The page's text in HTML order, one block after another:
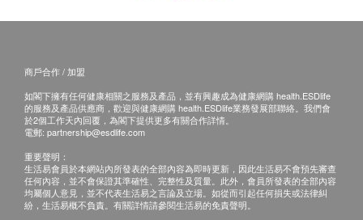
內科檢查
血脂
高密度脂膽固醇
總膽固醇
三酸甘油脂
以下渠道：
絡客戶。
2. 當面講解：需至少提前3個工作日預約具體時間
景醫學影像診斷中心），體檢客戶在約定時間到醫
療中心聼醫生當面講解。如預約當面講解，以下地
點可供選擇：
商戶合作 / 加盟
如閣下擁有任何健康相關之服務及產品，並有興趣成為健康網購 health.ESDlife
的服務及產品供應商，歡迎與健康網購 health.ESDlife業務發展部聯絡。我們會
於2個工作天內回覆，為閣下提供更多有關合作詳情。
電郵: partnership@esdlife.com
重要聲明：
生活易會員於本網站內所發表的全部內容為即時更新，因此生活易不會預先審查
任何內容，並不會保證其準確性、完整性及質量。此外，會員所發表的全部內容
均屬個人意見，並不代表生活易之言論及立場。如從而引起任何損失或法律糾
紛，生活易概不負責。有關詳情請參閱生活易的免責聲明。